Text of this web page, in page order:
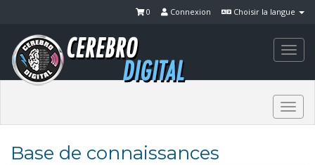
Choisir la langue
Connexion
0
Base de connaissances